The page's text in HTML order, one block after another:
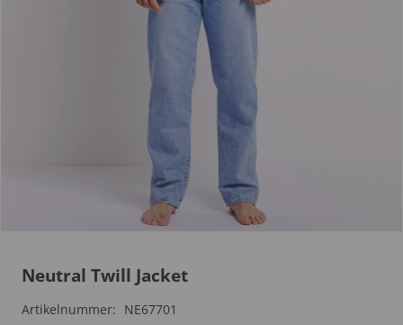
Neutral Twill Jacket
Artikelnummer: NE67701